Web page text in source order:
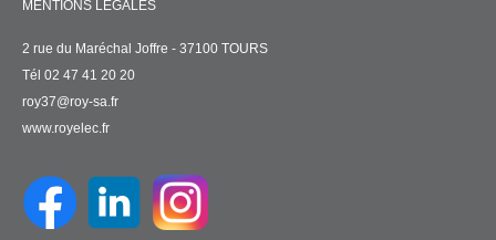
MENTIONS LÉGALES
2 rue du Maréchal Joffre - 37100 TOURS
Tél 02 47 41 20 20
roy37@roy-sa.fr
www.royelec.fr